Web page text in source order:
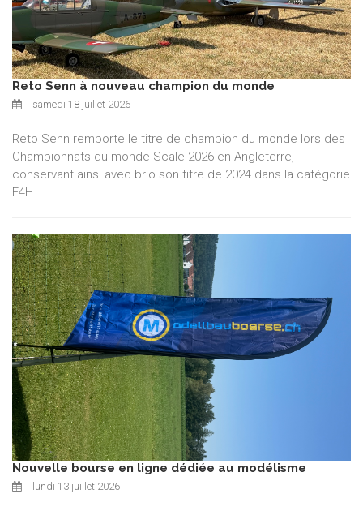
Reto Senn à nouveau champion du monde
samedi 18 juillet 2026
Reto Senn remporte le titre de champion du monde lors des
Championnats du monde Scale 2026 en Angleterre,
conservant ainsi avec brio son titre de 2024 dans la catégorie
F4H
Nouvelle bourse en ligne dédiée au modélisme
lundi 13 juillet 2026